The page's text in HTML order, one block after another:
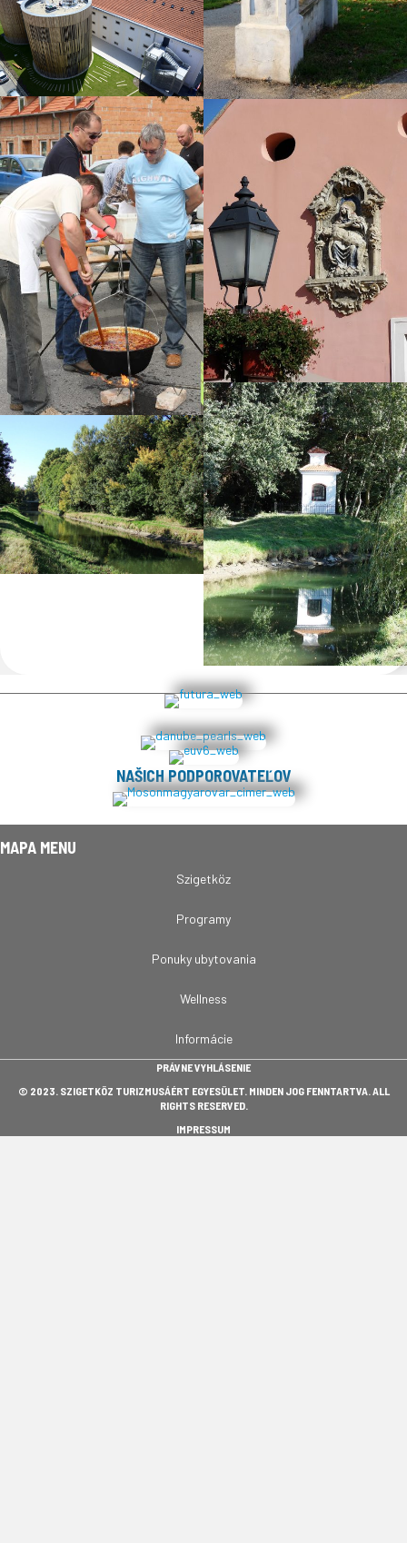
NAŠICH PODPOROVATEĽOV
MAPA MENU
Szigetköz
Programy
Ponuky ubytovania
Wellness
Informácie
PRÁVNE VYHLÁSENIE
© 2023. SZIGETKÖZ TURIZMUSÁÉRT EGYESÜLET. MINDEN JOG FENNTARTVA. ALL
RIGHTS RESERVED.
IMPRESSUM